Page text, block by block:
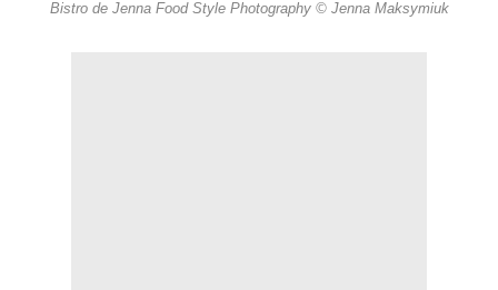
Bistro de Jenna Food Style Photography © Jenna Maksymiuk